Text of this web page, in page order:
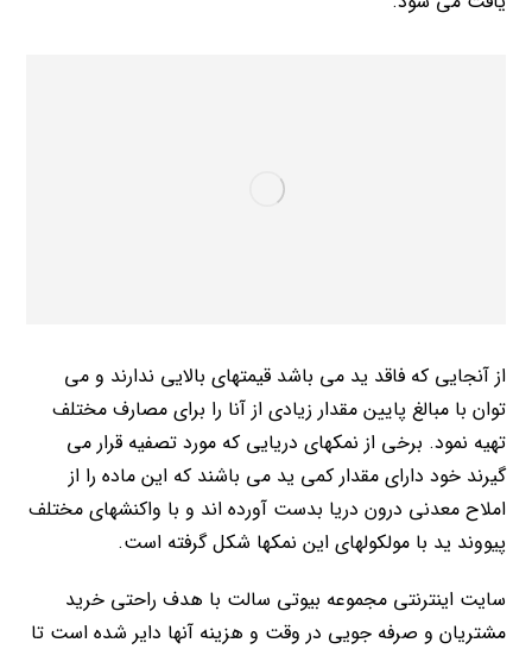
از آنجایی که فاقد ید می باشد قیمتهای بالایی ندارند و می
توان با مبالغ پایین مقدار زیادی از آنا را برای مصارف مختلف
تهیه نمود. برخی از نمکهای دریایی که مورد تصفیه قرار می
گیرند خود دارای مقدار کمی ید می باشند که این ماده را از
املاح معدنی درون دریا بدست آورده اند و با واکنشهای مختلف
پیووند ید با مولکولهای این نمکها شکل گرفته است.
سایت اینترنتی مجموعه بیوتی سالت با هدف راحتی خرید
مشتریان و صرفه جویی در وقت و هزینه آنها دایر شده است تا